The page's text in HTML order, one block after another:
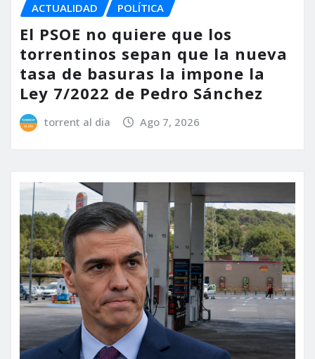
ACTUALIDAD POLÍTICA
El PSOE no quiere que los
torrentinos sepan que la nueva
tasa de basuras la impone la
Ley 7/2022 de Pedro Sánchez
torrent al dia Ago 7, 2026